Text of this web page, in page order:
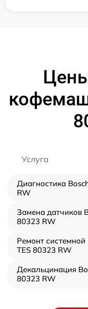
Услуга
Диагностика
RW
Замена датчиков
80323 RW
Ремонт системной
TES 80323 RW
Декальцинация
80323 RW